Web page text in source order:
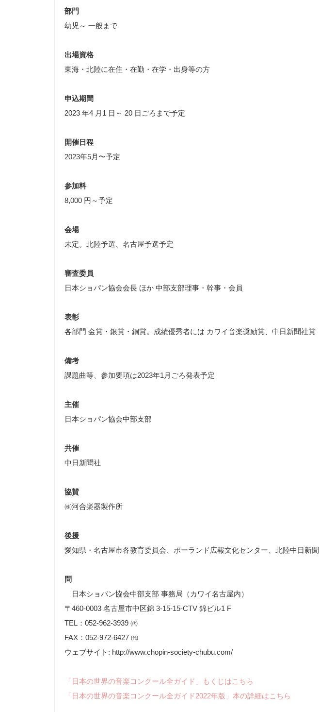
部門
幼児～ 一般まで
出場資格
東海・北陸に在住・在勤・在学・出身等の方
申込期間
2023 年4 月1 日～ 20 日ごろまで予定
開催日程
2023年5月〜予定
参加料
8,000 円～予定
会場
未定。北陸予選、名古屋予選予定
審査委員
日本ショパン協会会長 ほか 中部支部理事・幹事・会員
表彰
各部門 金賞・銀賞・銅賞。成績優秀者には カワイ音楽奨励賞、中日新聞社賞
備考
課題曲等、参加要項は2023年1月ごろ発表予定
主催
日本ショパン協会中部支部
共催
中日新聞社
協賛
㈱河合楽器製作所
後援
愛知県・名古屋市各教育委員会、ポーランド広報文化センター、北陸中日新聞
問
日本ショパン協会中部支部 事務局（カワイ名古屋内）
〒460-0003 名古屋市中区錦 3-15-15-CTV 錦ビル1 F
TEL：052-962-3939 ㈹
FAX：052-972-6427 ㈹
ウェブサイト: http://www.chopin-society-chubu.com/
「日本の世界の音楽コンクール全ガイド」もくじはこちら
「日本の世界の音楽コンクール全ガイド2022年版」本の詳細はこちら